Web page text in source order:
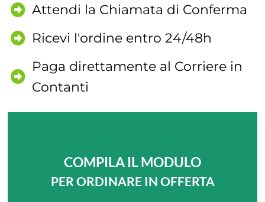
Attendi la Chiamata di Conferma
Ricevi l'ordine entro 24/48h
Paga direttamente al Corriere in
Contanti
COMPILA IL MODULO
PER ORDINARE IN OFFERTA